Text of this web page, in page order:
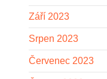
Září 2023
Srpen 2023
Červenec 2023